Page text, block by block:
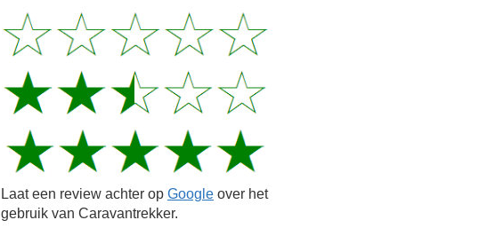
Laat een review achter op Google over het
gebruik van Caravantrekker.